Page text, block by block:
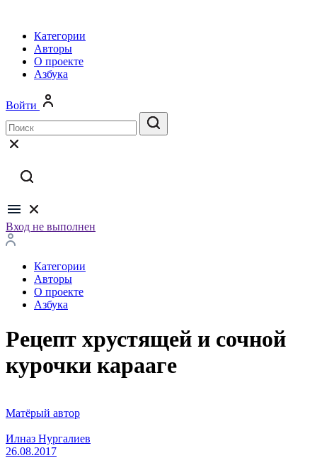
Категории
Авторы
О проекте
Азбука
Войти
Вход не выполнен
Категории
Авторы
О проекте
Азбука
Рецепт хрустящей и сочной
курочки карааге
Матёрый автор
Илназ Нургалиев
26.08.2017